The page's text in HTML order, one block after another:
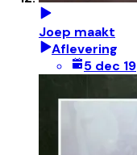
Joep maakt
Aflevering
5 dec 19